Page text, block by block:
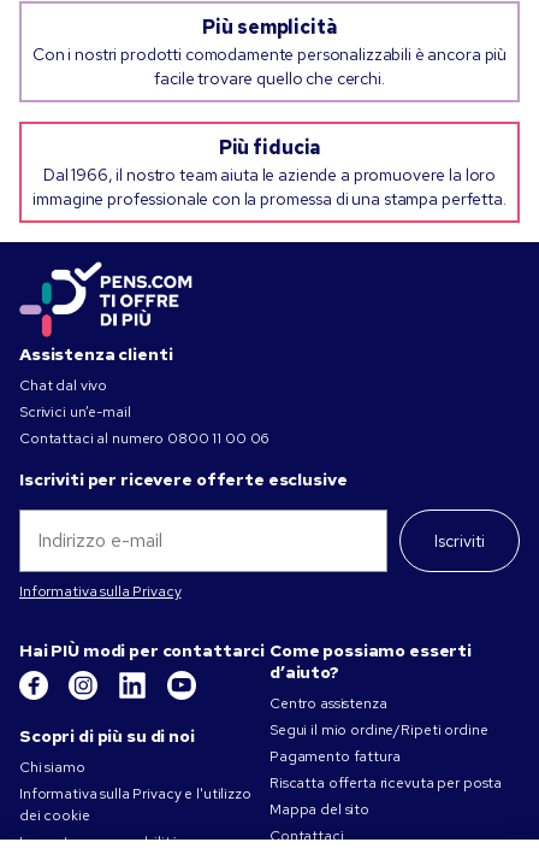
Più semplicità
Con i nostri prodotti comodamente personalizzabili è ancora più
facile trovare quello che cerchi.
Più fiducia
Dal 1966, il nostro team aiuta le aziende a promuovere la loro
immagine professionale con la promessa di una stampa perfetta.
Assistenza clienti
Chat dal vivo
Scrivici un’e-mail
Contattaci al numero 0800 11 00 06
Iscriviti per ricevere offerte esclusive
Iscriviti
Informativa sulla Privacy
Hai PIÙ modi per contattarci
Scopri di più su di noi
Chi siamo
Informativa sulla Privacy e l'utilizzo
dei cookie
La nostra responsabilità
Come possiamo esserti
d’aiuto?
Centro assistenza
Segui il mio ordine/Ripeti ordine
Pagamento fattura
Riscatta offerta ricevuta per posta
Mappa del sito
Contattaci